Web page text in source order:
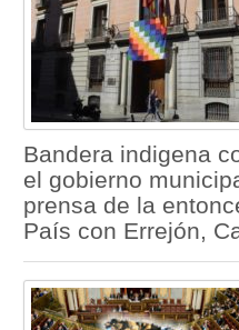
Bandera indigena
el gobierno
prensa de la
País con Errejón,